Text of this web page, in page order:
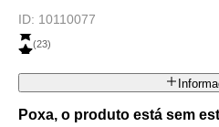
ID: 10110077
(23)
Poxa, o produto está sem